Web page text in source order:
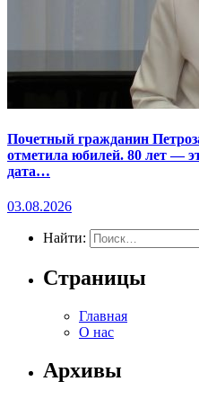
Почетный гражданин
отметила юбилей. 80 лет —
дата…
03.08.2026
Найти:
Страницы
Главная
О нас
Архивы